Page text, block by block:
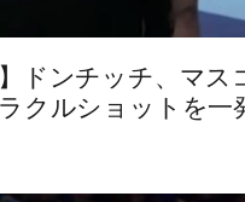
ドンチッチ、マス
クルショットを一